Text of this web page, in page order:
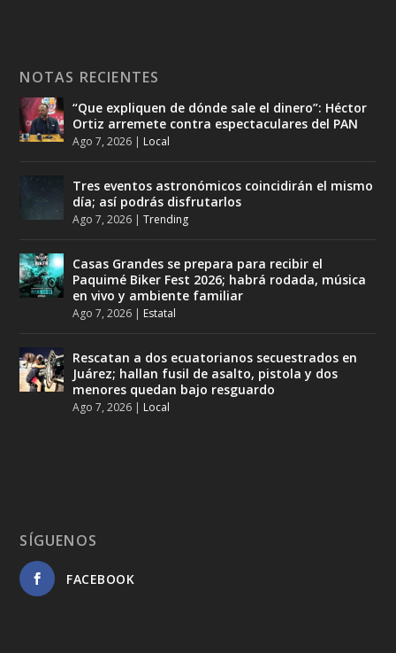
NOTAS RECIENTES
“Que expliquen de dónde sale el dinero”: Héctor
Ortiz arremete contra espectaculares del PAN
Ago 7, 2026 | Local
Tres eventos astronómicos coincidirán el mismo
día; así podrás disfrutarlos
Ago 7, 2026 |Trending
Casas Grandes se prepara para recibir el
Paquimé Biker Fest 2026; habrá rodada, música
en vivo y ambiente familiar
Ago 7, 2026 | Estatal
Rescatan a dos ecuatorianos secuestrados en
Juárez; hallan fusil de asalto, pistola y dos
menores quedan bajo resguardo
Ago 7, 2026 | Local
SÍGUENOS
FACEBOOK